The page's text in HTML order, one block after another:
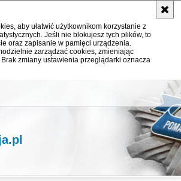
aby ułatwić użytkownikom korzystanie z
Jeśli nie blokujesz tych plików, to
oraz zapisanie w pamięci urządzenia.
zarządzać cookies, zmieniając
zmiany ustawienia przeglądarki oznacza